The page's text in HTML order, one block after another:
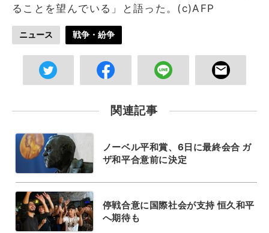
ることを望んでいる」と語った。(c)AFP
ニュース 戦争・紛争
関連記事
ノーベル平和賞、6日に最終会合 ガ
ザ和平合意前に決定
停戦合意に国際社会が支持 恒久和平
へ期待も